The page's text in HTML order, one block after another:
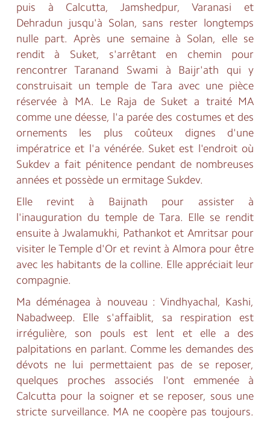
puis à Calcutta, Jamshedpur, Varanasi et
Dehradun jusqu'à Solan, sans rester longtemps
nulle part. Après une semaine à Solan, elle se
rendit à Suket, s'arrêtant en chemin pour
rencontrer Taranand Swami à Baijr'ath qui y
construisait un temple de Tara avec une pièce
réservée à MA. Le Raja de Suket a traité MA
comme une déesse, l'a parée des costumes et des
ornements les plus coûteux dignes d'une
impératrice et l'a vénérée. Suket est l'endroit où
Sukdev a fait pénitence pendant de nombreuses
années et possède un ermitage Sukdev.
Elle revint à Baijnath pour assister à
l'inauguration du temple de Tara. Elle se rendit
ensuite à Jwalamukhi, Pathankot et Amritsar pour
visiter le Temple d'Or et revint à Almora pour être
avec les habitants de la colline. Elle appréciait leur
compagnie.
Ma déménagea à nouveau : Vindhyachal, Kashi,
Nabadweep. Elle s'affaiblit, sa respiration est
irrégulière, son pouls est lent et elle a des
palpitations en parlant. Comme les demandes des
dévots ne lui permettaient pas de se reposer,
quelques proches associés l'ont emmenée à
Calcutta pour la soigner et se reposer, sous une
stricte surveillance. MA ne coopère pas toujours.